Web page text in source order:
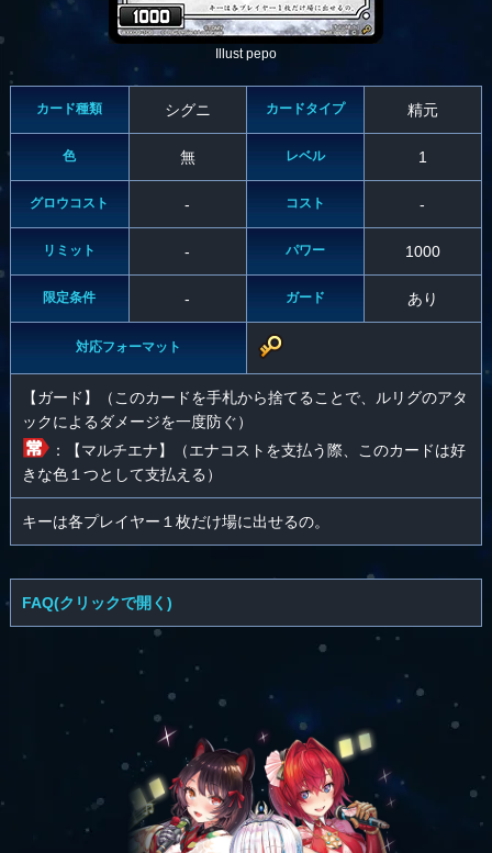
Illust pepo
カード種類 シグニ カードタイプ 精元
色 無 レベル 1
グロウコスト - コスト -
リミット - パワー 1000
限定条件 - ガード あり
対応フォーマット
【ガード】（このカードを手札から捨てることで、ルリグのアタ
ックによるダメージを一度防ぐ）
：【マルチエナ】（エナコストを支払う際、このカードは好
きな色１つとして支払える）
キーは各プレイヤー１枚だけ場に出せるの。
FAQ(クリックで開く)